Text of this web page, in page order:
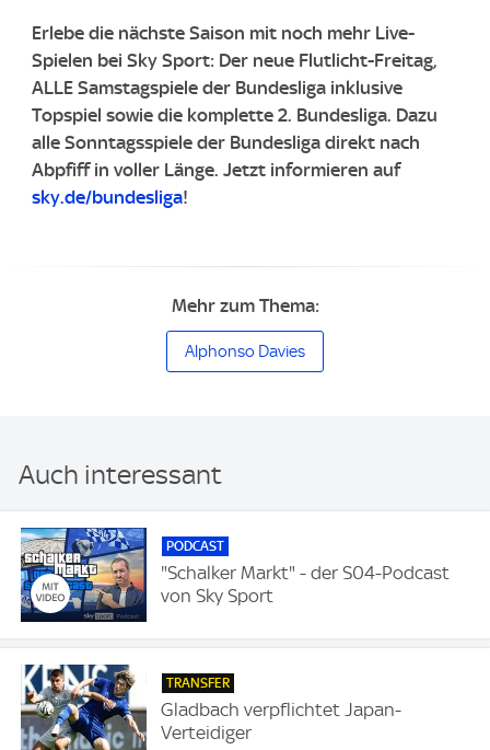
Erlebe die nächste Saison mit noch mehr Live-
Spielen bei Sky Sport: Der neue Flutlicht-Freitag,
ALLE Samstagspiele der Bundesliga inklusive
Topspiel sowie die komplette 2. Bundesliga. ​Dazu
alle Sonntagsspiele der Bundesliga direkt nach
Abpfiff in voller Länge. ​Jetzt informieren auf
sky.de/bundesliga!
Mehr zum Thema:
Alphonso Davies
Auch interessant
PODCAST
"Schalker Markt" - der S04-Podcast
von Sky Sport
TRANSFER
Gladbach verpflichtet Japan-
Verteidiger